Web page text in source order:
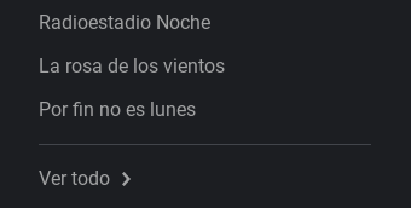
Radioestadio Noche
La rosa de los vientos
Por fin no es lunes
Ver todo